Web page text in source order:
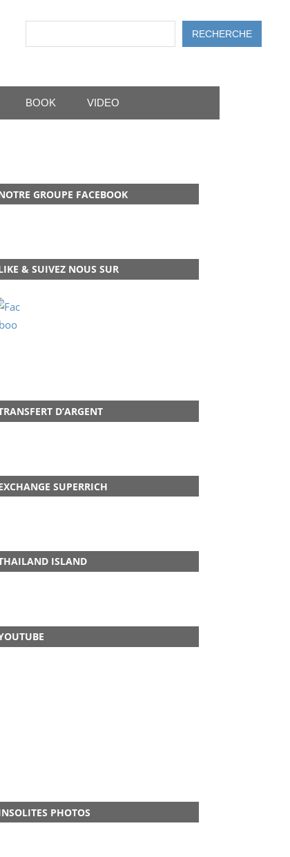
RECHERCHE
BOOK VIDEO
GROUPE FACEBOOK
& SUIVEZ NOUS SUR
D’ARGENT
SUPERRICH
ISLAND
PHOTOS